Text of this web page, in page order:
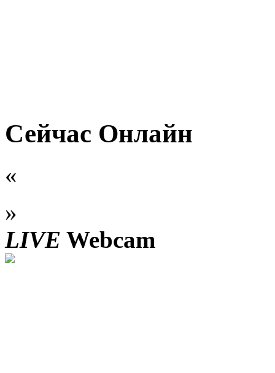
Сейчас Онлайн
«
»
LIVE Webcam